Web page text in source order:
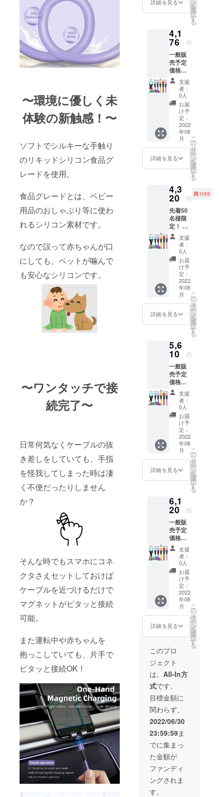
〜環境に優しく未
体験の新触感！〜
ソフトでシルキーな手触り
のリキッドシリコン食品グ
レードを使用。
食品グレードとは、ベビー
用品のおしゃぶり等に使わ
れるシリコン素材です。
なので誤って赤ちゃんが口
にしても、ペットが噛んで
も安心なシリコンです。
〜ワンタッチで接
続完了〜
日常何気なくケーブルの抜
き差しをしていても、手指
を怪我してしまった時は凄
く不便だったりしません
か？
そんな時でもスマホにコネ
クタさえセットしておけば
ケーブルを近づけるだけで
マグネットがピタッと接続
可能。
また運転中や赤ちゃんを
抱っこしていても、片手で
ピタッと接続OK！
ます。
願いし
でにお
届け予
す。 ※
念のた
め8月配
送とし
ており
ます
が、出
来る限
り早く
お届け
出来る
よう準
まいり
ます。
イメー
ジで
す。 実
物と若
干色の
違いが
ある場
合がご
ざいま
す、ご
理解の
上よろ
しくお
願いし
ます。
2022年
8月末ま
す。 ※
念のた
め8月配
送とし
ており
ます
が、出
来る限
り早く
お届け
出来る
よう準
備して
まいり
ます。
充電
ケーブ
本 3in1
端子
(iOS,An
droid
type-
C,Micro
)各3 カ
ラーを
選択し
てくだ
さい。
レッ
ド、イ
ロー、
パープ
ル、グ
画像は
イメー
ジで
す。 実
物と若
干色の
違いが
ある場
合がご
ざいま
す、ご
理解の
上よろ
しくお
願いし
ます。
2022年
8月末ま
定で
す。 ※
念のた
め8月配
送とし
ており
ます
が、出
来る限
り早く
お届け
出来る
よう準
備して
まいり
詳細を見る ン
を
選
択
す
る
4,1
76 円
一般販
売予定
価格
￥4,800
-の
13％off
!! 特別
割り価
￥4,176
-※税
込、送
料込 充
電ケー
ブル
2m2本
子
(iOS,An
droid
type-
C,Micro
)各2 カ
ラーを
選択し
てくだ
さい。
レッ
ド、イ
ロー、
パープ
ル、グ
リー
イメー
ジで
す。 実
物と若
干色の
違いが
ある場
合がご
ざいま
す、ご
理解の
上よろ
しくお
願いし
ます。
2022年
8月末ま
す。 ※
念のた
め8月配
送とし
ており
ます
が、出
来る限
り早く
お届け
出来る
よう準
備して
まいり
ます。
支援
者：
0人
お届
け予
定：
2022
年08
月
詳細を見る
こ
の
リ
タ
ー
ン
を
選
択
す
る
4,3
20 円
残り50
先着50
名様限
定！ 一
般販売
予定価
￥7,200
40％off
!! 早割
り価格
￥4,320
※税込、
送料込
充電
ケーブ
本 3in1
端子
(iOS,An
droid
type-
C,Micro
)各3 カ
ラーを
選択し
てくだ
さい。
レッ
ド、イ
ロー、
パープ
ル、グ
画像は
イメー
ジで
す。 実
物と若
干色の
違いが
ある場
合がご
ざいま
す、ご
理解の
上よろ
しくお
願いし
ます。
2022年
8月末ま
届け予
す。 ※
念のた
め8月配
送とし
ており
ます
が、出
来る限
お届け
出来る
よう準
備して
まいり
ます。
支援
者：
0人
お届
け予
定：
2022
年08
月
詳細を見る
こ
の
リ
タ
ー
ン
を
選
択
す
る
5,6
10 円
一般販
売予定
価格
￥6,600
-の
15％off
!! 特別
割り
￥5,610
- 充電
ケーブ
ル1m3
本 3in1
端子
(iOS,An
droid
C,Micro
)各3 カ
ラーを
選択し
てくだ
さい。
レッ
ド、イ
ロー、
パープ
ル、グ
リー
ン、ピ
ンク ※
画像は
イメー
物と若
干色の
違いが
ある場
合がご
ざいま
す、ご
理解の
上よろ
しくお
願いし
ます。
2022年
8月末ま
でにお
届け予
定で
す。 ※
支援
者：
0人
お届
け予
定：
2022
年08
月
詳細を見る
こ
の
リ
タ
ー
ン
を
選
択
す
る
6,1
20 円
一般販
売予定
価格
￥7,200
-の
15％off
!! 特別
割り価
￥6,120
※税込、
送料込
充電
ケーブ
ル2m3
本 3in1
端子
(iOS,An
droid
type-
C,Micro
)各3 カ
ラーを
選択し
てくだ
さい。
レッ
ド、イ
エ
ロー、
パープ
ル、グ
リー
ン、ピ
支援
者：
0人
お届
け予
定：
2022
年08
月
詳細を見る
こ
の
リ
タ
ー
ン
を
選
択
す
る
このプロ
ジェクト
は、 All-In方
式です。
目標金額に
関わらず、
2022/06/30
23:59:59ま
でに集まっ
た金額が
ファンディ
ングされま
す。